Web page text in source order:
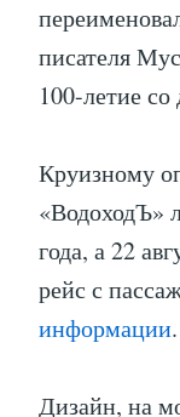
писателя
100-летие
Круизному
«ВодоходЪ»
года, а 22
рейс с
информации.
Дизайн, на